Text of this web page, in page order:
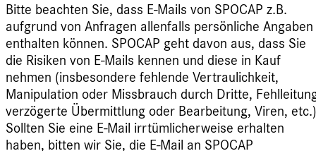
Bitte beachten Sie, dass E-Mails von SPOCAP z.B.
aufgrund von Anfragen allenfalls persönliche Angaben
enthalten können. SPOCAP geht davon aus, dass Sie
die Risiken von E-Mails kennen und diese in Kauf
nehmen (insbesondere fehlende Vertraulichkeit,
Manipulation oder Missbrauch durch Dritte,
verzögerte Übermittlung oder Bearbeitung, Viren,
Sollten Sie eine E-Mail irrtümlicherweise erhalten
haben, bitten wir Sie, die E-Mail an SPOCAP